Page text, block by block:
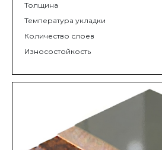
Толщина
Температура укладки
Количество слоев
Износостойкость